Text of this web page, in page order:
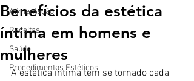
Alimentação
Receitas
Saúde
Procedimentos Estéticos
Benefícios da estética
íntima em homens e
mulheres
A estética íntima tem se tornado cada